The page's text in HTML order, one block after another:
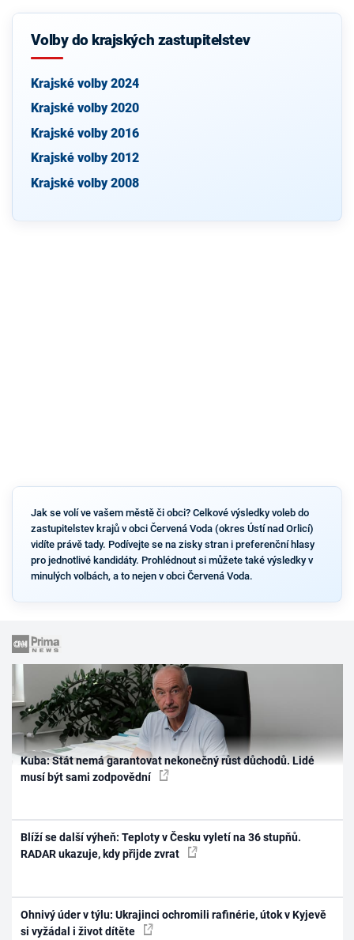
Volby do krajských zastupitelstev
Krajské volby 2024
Krajské volby 2020
Krajské volby 2016
Krajské volby 2012
Krajské volby 2008
Jak se volí ve vašem městě či obci? Celkové výsledky voleb do
zastupitelstev krajů v obci Červená Voda (okres Ústí nad Orlicí)
vidíte právě tady. Podívejte se na zisky stran i preferenční hlasy
pro jednotlivé kandidáty. Prohlédnout si můžete také výsledky v
minulých volbách, a to nejen v obci Červená Voda.
Kuba: Stát nemá garantovat nekonečný růst důchodů. Lidé
musí být sami zodpovědní
Blíží se další výheň: Teploty v Česku vyletí na 36 stupňů.
RADAR ukazuje, kdy přijde zvrat
Ohnivý úder v týlu: Ukrajinci ochromili rafinérie, útok v Kyjevě
si vyžádal i život dítěte